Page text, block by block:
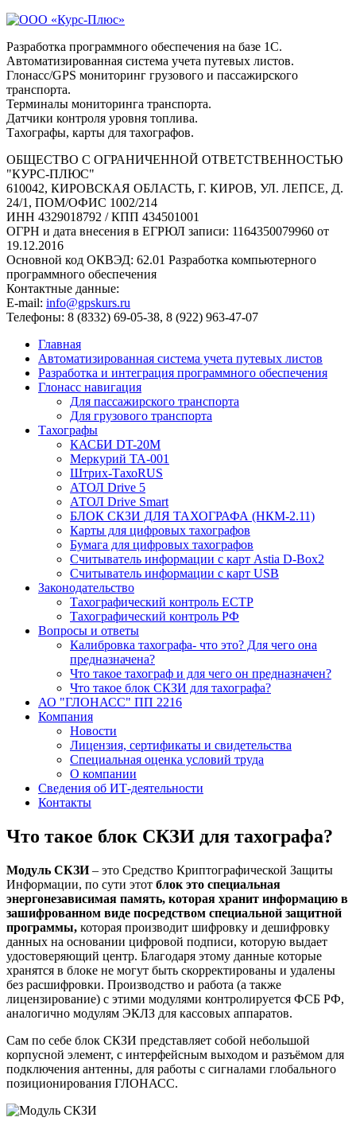
Разработка программного обеспечения на базе 1С.
Автоматизированная система учета путевых листов.
Глонасс/GPS мониторинг грузового и пассажирского
транспорта.
Терминалы мониторинга транспорта.
Датчики контроля уровня топлива.
Тахографы, карты для тахографов.
ОБЩЕСТВО С ОГРАНИЧЕННОЙ ОТВЕТСТВЕННОСТЬЮ
"КУРС-ПЛЮС"
610042, КИРОВСКАЯ ОБЛАСТЬ, Г. КИРОВ, УЛ. ЛЕПСЕ, Д.
24/1, ПОМ/ОФИС 1002/214
ИНН 4329018792 / КПП 434501001
ОГРН и дата внесения в ЕГРЮЛ записи: 1164350079960 от
19.12.2016
Основной код ОКВЭД: 62.01 Разработка компьютерного
программного обеспечения
Контактные данные:
E-mail: info@gpskurs.ru
Телефоны: 8 (8332) 69-05-38, 8 (922) 963-47-07
Главная
Автоматизированная система учета путевых листов
Разработка и интеграция программного обеспечения
Глонасс навигация
Для пассажирского транспорта
Для грузового транспорта
Тахографы
КАСБИ DT-20М
Меркурий ТА-001
Штрих-ТахоRUS
АТОЛ Drive 5
АТОЛ Drive Smart
БЛОК СКЗИ ДЛЯ ТАХОГРАФА (НКМ-2.11)
Карты для цифровых тахографов
Бумага для цифровых тахографов
Считыватель информации с карт Astia D-Box2
Считыватель информации с карт USB
Законодательство
Тахографический контроль ЕСТР
Тахографический контроль РФ
Вопросы и ответы
Калибровка тахографа- что это? Для чего она
предназначена?
Что такое тахограф и для чего он предназначен?
Что такое блок СКЗИ для тахографа?
АО "ГЛОНАСС" ПП 2216
Компания
Новости
Лицензия, сертификаты и свидетельства
Специальная оценка условий труда
О компании
Сведения об ИТ-деятельности
Контакты
Что такое блок СКЗИ для тахографа?
Модуль СКЗИ– это Средство Криптографической Защиты
Информации, по сути этот блок это специальная
энергонезависимая память, которая хранит информацию в
зашифрованном виде посредством специальной защитной
программы, которая производит шифровку и дешифровку
данных на основании цифровой подписи, которую выдает
удостоверяющий центр. Благодаря этому данные которые
хранятся в блоке не могут быть скорректированы и удалены
без расшифровки. Производство и работа (а также
лицензирование) с этими модулями контролируется ФСБ РФ,
аналогично модулям ЭКЛЗ для кассовых аппаратов.
Сам по себе блок СКЗИ представляет собой небольшой
корпусной элемент, с интерфейсным выходом и разъёмом для
подключения антенны, для работы с сигналами глобального
позиционирования ГЛОНАСС.